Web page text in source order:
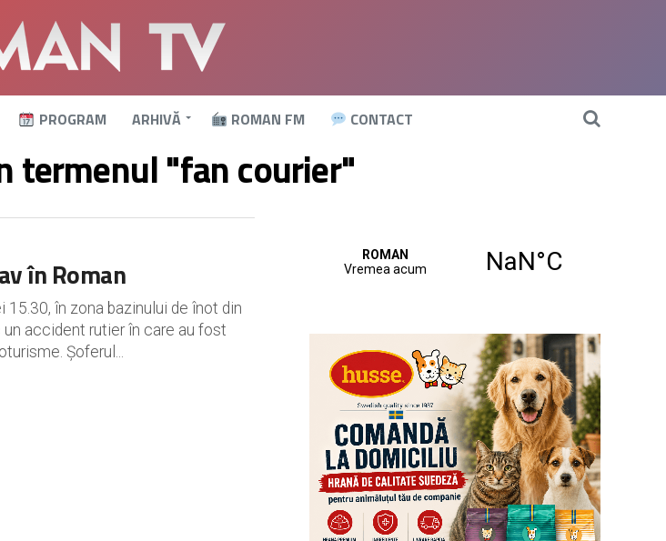
PROGRAM ARHIVĂ ROMAN FM CONTACT
termenul "fan courier"
în Roman
15.30, în zona bazinului de înot din
un accident rutier în care au fost
Șoferul...